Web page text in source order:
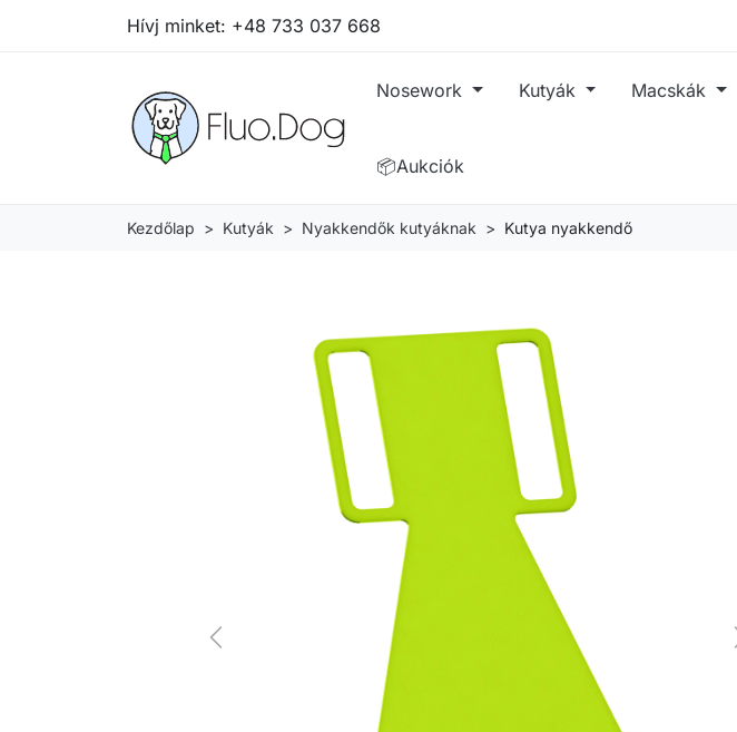
Hívj minket: +48 733 037 668
Nosework Kutyák Macskák
📦Aukciók
Kezdőlap Kutyák Nyakkendők kutyáknak Kutya nyakkendő
Previous